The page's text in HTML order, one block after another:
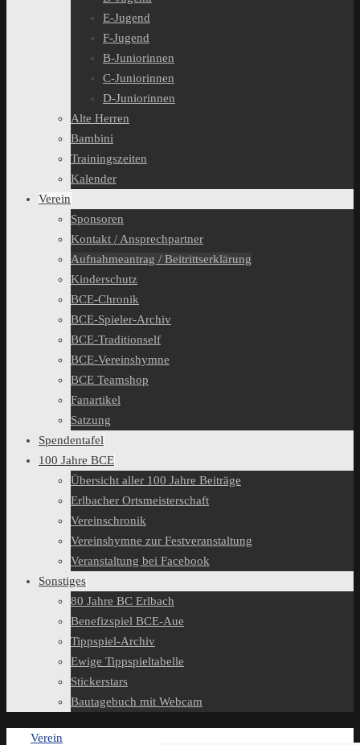
E-Jugend
F-Jugend
B-Juniorinnen
C-Juniorinnen
D-Juniorinnen
Alte Herren
Bambini
Trainingszeiten
Kalender
Verein
Sponsoren
Kontakt / Ansprechpartner
Aufnahmeantrag / Beitrittserklärung
Kinderschutz
BCE-Chronik
BCE-Spieler-Archiv
BCE-Traditionself
BCE-Vereinshymne
BCE Teamshop
Fanartikel
Satzung
Spendentafel
100 Jahre BCE
Übersicht aller 100 Jahre Beiträge
Erlbacher Ortsmeisterschaft
Vereinschronik
Vereinshymne zur Festveranstaltung
Veranstaltung bei Facebook
Sonstiges
80 Jahre BC Erlbach
Benefizspiel BCE-Aue
Tippspiel-Archiv
Ewige Tippspieltabelle
Stickerstars
Bautagebuch mit Webcam
Start
Verein